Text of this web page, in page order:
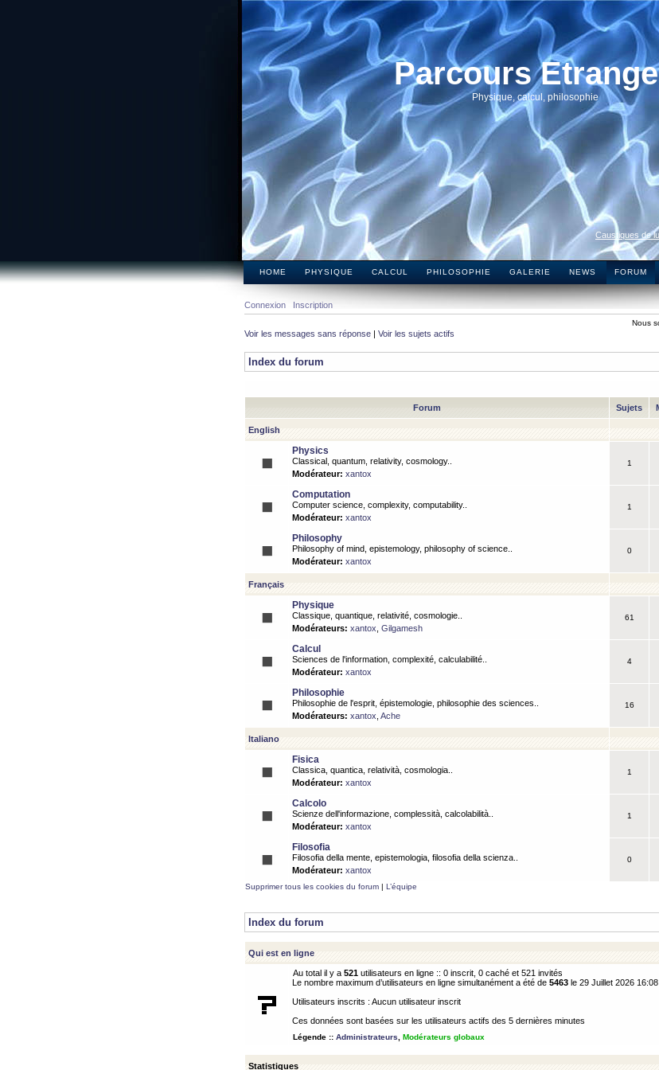
Parcours
Physique, calcul, philosophie
Caustiques de
HOME PHYSIQUE CALCUL PHILOSOPHIE GALERIE NEWS FORUM
Connexion Inscription
Nous
Voir les messages sans réponse | Voir les sujets actifs
Index du forum
Forum Sujets
English
Physics
Classical, quantum, relativity, cosmology..
Modérateur: xantox
1
Computation
Computer science, complexity, computability..
Modérateur: xantox
1
Philosophy
Philosophy of mind, epistemology, philosophy of science..
Modérateur: xantox
0
Français
Physique
Classique, quantique, relativité, cosmologie..
Modérateurs: xantox Gilgamesh
61
Calcul
Sciences de l'information, complexité, calculabilité..
Modérateur: xantox
4
Philosophie
Philosophie de l'esprit, épistemologie, philosophie des sciences..
Modérateurs: xantox Ache
16
Italiano
Fisica
Classica, quantica, relatività, cosmologia..
Modérateur: xantox
1
Calcolo
Scienze dell'informazione, complessità, calcolabilità..
Modérateur: xantox
1
Filosofia
Filosofia della mente, epistemologia, filosofia della scienza..
Modérateur: xantox
0
Supprimer tous les cookies du forum | L’équipe
Index du forum
Qui est en ligne
Au total il y a 521 utilisateurs en ligne :: 0 inscrit, 0 caché et 521 invités
Le nombre maximum d’utilisateurs en ligne simultanément a été de 5463 le 29 Juillet 2026 16:08
Utilisateurs inscrits : Aucun utilisateur inscrit
Ces données sont basées sur les utilisateurs actifs des 5 dernières minutes
Légende :: Administrateurs Modérateurs globaux
Statistiques